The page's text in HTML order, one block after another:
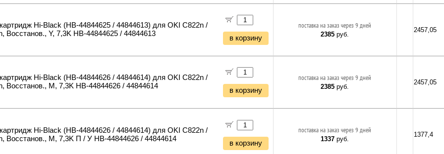
Hi-Black (HB-44844625 / 44844613) для OKI C822n /
Восстанов., Y, 7,3K HB-44844625 / 44844613
в корзину
поставка на заказ через 9 дней
2385 руб.
2457,05
Hi-Black (HB-44844626 / 44844614) для OKI C822n /
Восстанов., M, 7,3K HB-44844626 / 44844614
в корзину
поставка на заказ через 9 дней
2385 руб.
2457,05
Hi-Black (HB-44844626 / 44844614) для OKI C822n /
Восстанов., M, 7,3K П / У HB-44844626 / 44844614
в корзину
поставка на заказ через 9 дней
1337 руб.
1377,4